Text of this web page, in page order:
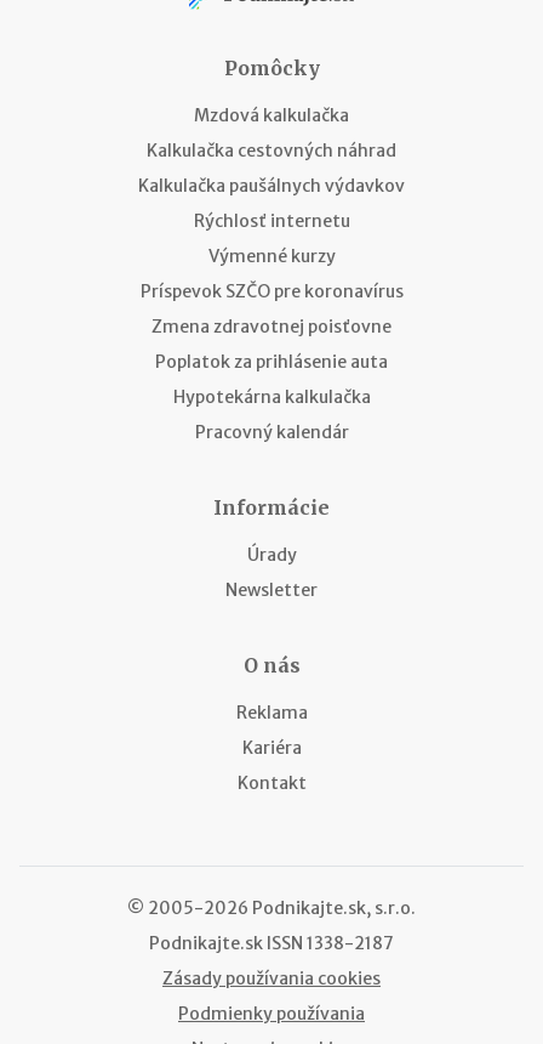
Pomôcky
Mzdová kalkulačka
Kalkulačka cestovných náhrad
Kalkulačka paušálnych výdavkov
Rýchlosť internetu
Výmenné kurzy
Príspevok SZČO pre koronavírus
Zmena zdravotnej poisťovne
Poplatok za prihlásenie auta
Hypotekárna kalkulačka
Pracovný kalendár
Informácie
Úrady
Newsletter
O nás
Reklama
Kariéra
Kontakt
© 2005-2026 Podnikajte.sk, s.r.o.
Podnikajte.sk ISSN 1338-2187
Zásady používania cookies
Podmienky používania